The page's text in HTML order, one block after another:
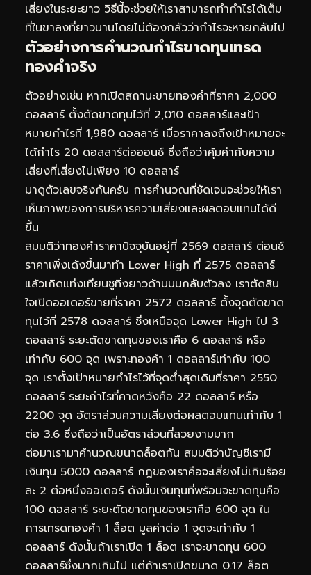
เสี่ยงในระยะยาว วิธีนี้จะช่วยให้เราสามารถทำกำไรได้เต็ม
ที่ในขาลงที่ยาวนานโดยไม่ต้องกลัวว่ากำไรจะหายกลับไป
ตัวอย่างการคำนวณกำไรขาดทุนเทรด
ทองคำจริง
ตัวอย่างเช่น หากเปิดสถานะขายทองคำที่ราคา 2,000
ดอลลาร์ ตั้งตัดขาดทุนไว้ที่ 2,010 ดอลลาร์และเป้า
หมายกำไรที่ 1,980 ดอลลาร์ เมื่อราคาลงถึงเป้าหมายจะ
ได้กำไร 20 ดอลลาร์ต่อออนซ์ ซึ่งถือว่าคุ้มค่ากับความ
เสี่ยงที่เสี่ยงไปเพียง 10 ดอลลาร์
มาดูตัวเลขจริงกันครับ การคำนวณที่ชัดเจนจะช่วยให้เรา
เห็นภาพของการบริหารความเสี่ยงและผลตอบแทนได้ดี
ขึ้น
สมมติว่าทองคำราคาปัจจุบันอยู่ที่ 2569 ดอลลาร์ ต่อนซ์
ราคาเพิ่งเด้งขึ้นมาทำ Lower High ที่ 2575 ดอลลาร์
แล้วเกิดแท่งเทียนชูทิ่งยาวด้านบนกลับตัวลง เราตัดสิน
ใจเปิดออเดอร์ขายที่ราคา 2572 ดอลลาร์ ตั้งจุดตัดขาด
ทุนไว้ที่ 2578 ดอลลาร์ ซึ่งเหนือจุด Lower High ไป 3
ดอลลาร์ ระยะตัดขาดทุนของเราคือ 6 ดอลลาร์ หรือ
เท่ากับ 600 จุด เพราะทองคำ 1 ดอลลาร์เท่ากับ 100
จุด เราตั้งเป้าหมายกำไรไว้ที่จุดต่ำสุดเดิมที่ราคา 2550
ดอลลาร์ ระยะกำไรที่คาดหวังคือ 22 ดอลลาร์ หรือ
2200 จุด อัตราส่วนความเสี่ยงต่อผลตอบแทนเท่ากับ 1
ต่อ 3.6 ซึ่งถือว่าเป็นอัตราส่วนที่สวยงามมาก
ต่อมาเรามาคำนวณขนาดล็อตกัน สมมติว่าบัญชีเรามี
เงินทุน 5000 ดอลลาร์ กฎของเราคือจะเสี่ยงไม่เกินร้อย
ละ 2 ต่อหนึ่งออเดอร์ ดังนั้นเงินทุนที่พร้อมจะขาดทุนคือ
100 ดอลลาร์ ระยะตัดขาดทุนของเราคือ 600 จุด ใน
การเทรดทองคำ 1 ล็อต มูลค่าต่อ 1 จุดจะเท่ากับ 1
ดอลลาร์ ดังนั้นถ้าเราเปิด 1 ล็อต เราจะขาดทุน 600
ดอลลาร์ซึ่งมากเกินไป แต่ถ้าเราเปิดขนาด 0.17 ล็อต